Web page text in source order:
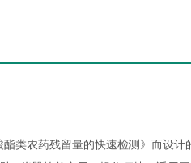
类农药残留量的快速检测》而设计